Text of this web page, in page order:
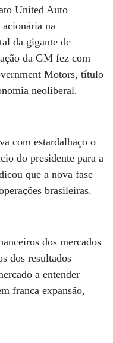
United Auto
na
da gigante de
da GM fez com
Motors, título
neoliberal.
com estardalhaço o
do presidente para a
que a nova fase
brasileiras.
dos mercados
dos resultados
a entender
franca expansão,